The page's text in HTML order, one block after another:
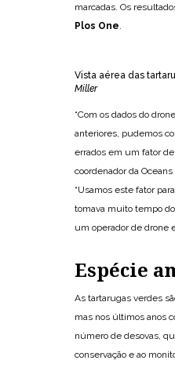
marcadas. Os
Plos One
Vista aérea das
Miller
“Com os dados do
anteriores, pudemos
errados em um fator
coordenador da
“Usamos este fator
tomava muito tempo
um operador de drone
Espécie
As tartarugas verdes
mas nos últimos anos
número de desovas,
conservação e ao